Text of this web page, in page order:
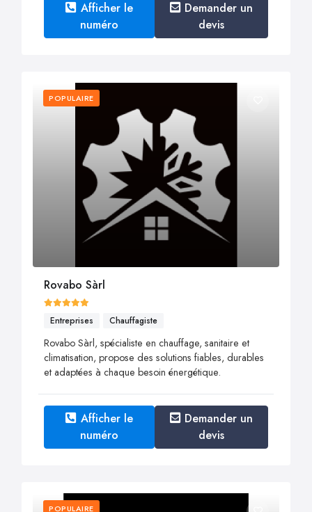
Afficher le
numéro
Demander un
devis
POPULAIRE
Rovabo Sàrl
Entreprises Chauffagiste
Rovabo Sàrl, spécialiste en chauffage, sanitaire et
climatisation, propose des solutions fiables, durables
et adaptées à chaque besoin énergétique.
Afficher le
numéro
Demander un
devis
POPULAIRE